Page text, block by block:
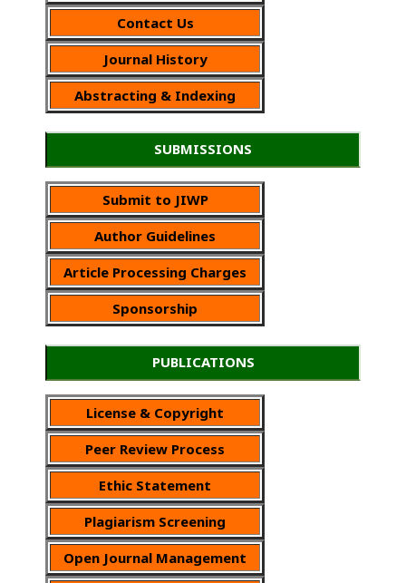
Contact Us
Journal History
Abstracting & Indexing
SUBMISSIONS
Submit to JIWP
Author Guidelines
Article Processing Charges
Sponsorship
PUBLICATIONS
License & Copyright
Peer Review Process
Ethic Statement
Plagiarism Screening
Open Journal Management